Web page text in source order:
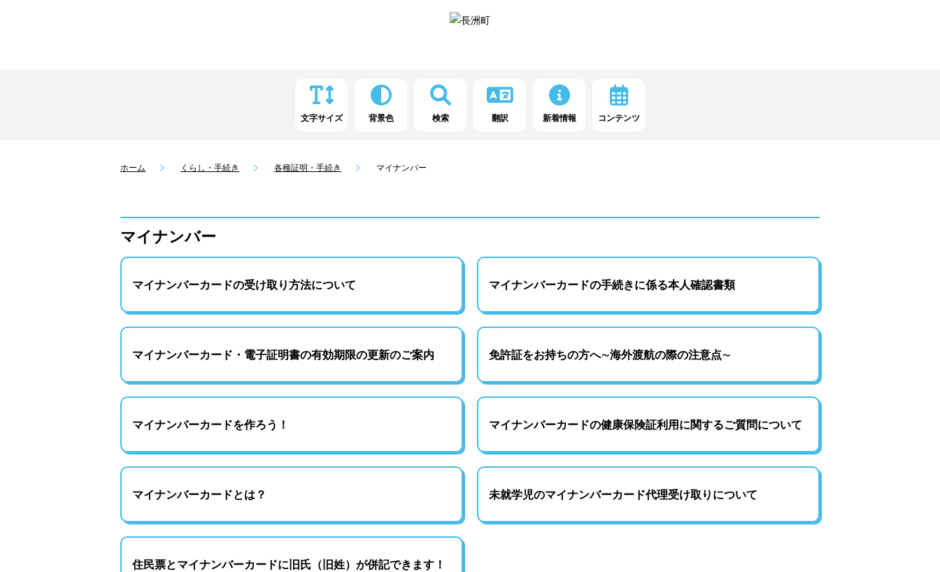
文字サイズ 背景色 検索 翻訳 新着情報 コンテンツ
ホーム くらし・手続き 各種証明・手続き マイナンバー
マイナンバー
マイナンバーカードの受け取り方法について マイナンバーカードの手続きに係る本人確認書類
マイナンバーカード・電子証明書の有効期限の更新のご案内 免許証をお持ちの方へ∼海外渡航の際の注意点∼
マイナンバーカードを作ろう！ マイナンバーカードの健康保険証利用に関するご質問について
マイナンバーカードとは？ 未就学児のマイナンバーカード代理受け取りについて
住民票とマイナンバーカードに旧氏（旧姓）が併記できます！